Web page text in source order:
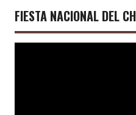
FIESTA NACIONAL DEL